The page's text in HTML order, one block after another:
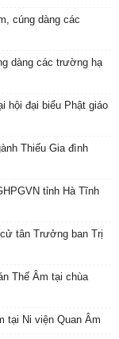
cúng dàng các
dàng các trường hạ
hội đại biểu Phật giáo
Thiếu Gia đình
tỉnh Hà Tĩnh
tân Trưởng ban Trị
Thế Âm tại chùa
tại Ni viện Quan Âm